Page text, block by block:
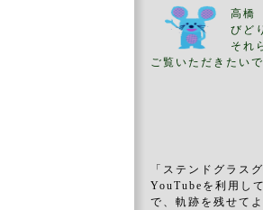
高橋
びど
それ
ご覧いただきたい
「ステンドグラス
YouTubeを利用し
で、軌跡を残せて